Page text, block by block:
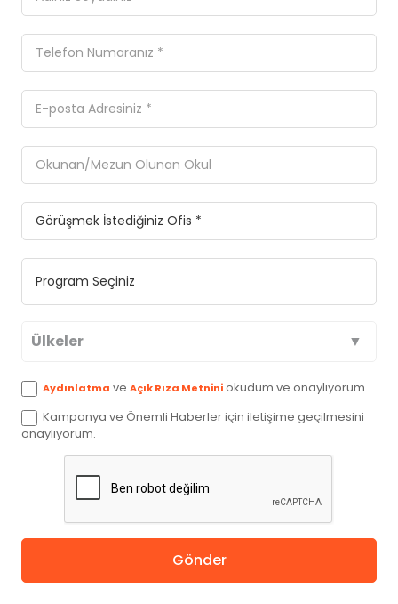
Ülkeler
Avustralya
Kanada
İngiltere
Amerika
Aydınlatma ve Açık Rıza Metniniokudum ve onaylıyorum.
Kampanya ve Önemli Haberler için iletişime geçilmesini
onaylıyorum.
Gönder